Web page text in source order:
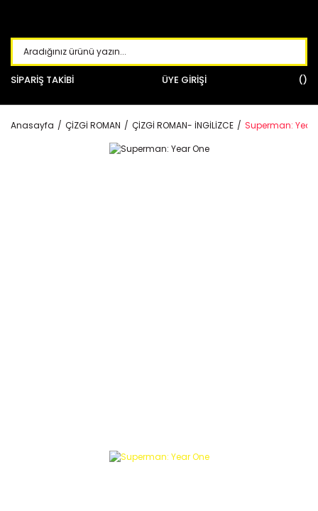
SİPARİŞ TAKİBİ ÜYE GİRİŞİ
Anasayfa ÇİZGİ ROMAN ÇİZGİ ROMAN- İNGİLİZCE Superman: Year